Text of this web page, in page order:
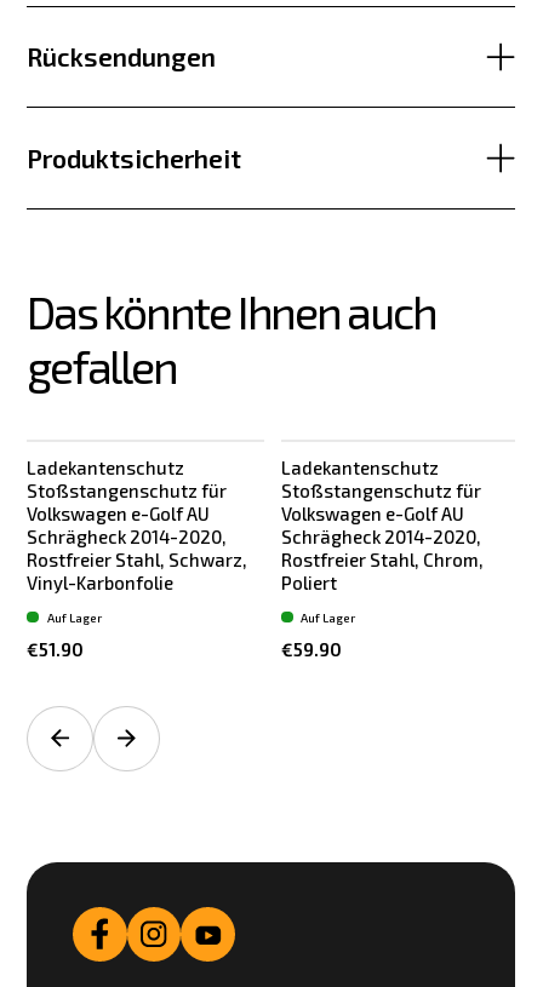
Rücksendungen
Produktsicherheit
Das könnte Ihnen auch
gefallen
Ladekantenschutz
Stoßstangenschutz für
Volkswagen e-Golf AU
Schrägheck 2014-2020,
Rostfreier Stahl, Schwarz,
Vinyl-Karbonfolie
€51.90
Auf Lager
Ladekantenschutz
Stoßstangenschutz für
Volkswagen e-Golf AU
Schrägheck 2014-2020,
Rostfreier Stahl, Chrom,
Poliert
€59.90
Auf Lager